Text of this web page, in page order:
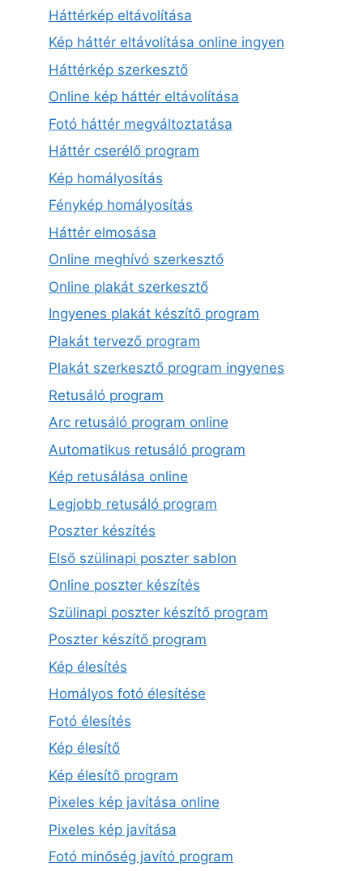
Háttérkép eltávolítása
Kép háttér eltávolítása online ingyen
Háttérkép szerkesztő
Online kép háttér eltávolítása
Fotó háttér megváltoztatása
Háttér cserélő program
Kép homályosítás
Fénykép homályosítás
Háttér elmosása
Online meghívó szerkesztő
Online plakát szerkesztő
Ingyenes plakát készítő program
Plakát tervező program
Plakát szerkesztő program ingyenes
Retusáló program
Arc retusáló program online
Automatikus retusáló program
Kép retusálása online
Legjobb retusáló program
Poszter készítés
Első szülinapi poszter sablon
Online poszter készítés
Szülinapi poszter készítő program
Poszter készítő program
Kép élesítés
Homályos fotó élesítése
Fotó élesítés
Kép élesítő
Kép élesítő program
Pixeles kép javítása online
Pixeles kép javítása
Fotó minőség javító program